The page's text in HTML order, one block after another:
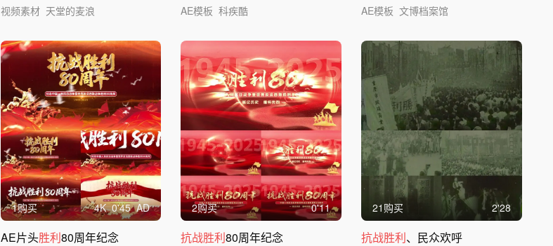
视频素材 天堂的麦浪 AE模板 科疾酷 AE模板 文博档案馆
1购买 4K 0'45 AD
AE片头胜利80周年纪念
2购买 0'11
抗战胜利80周年纪念
21购买 2'28
抗战胜利、民众欢呼